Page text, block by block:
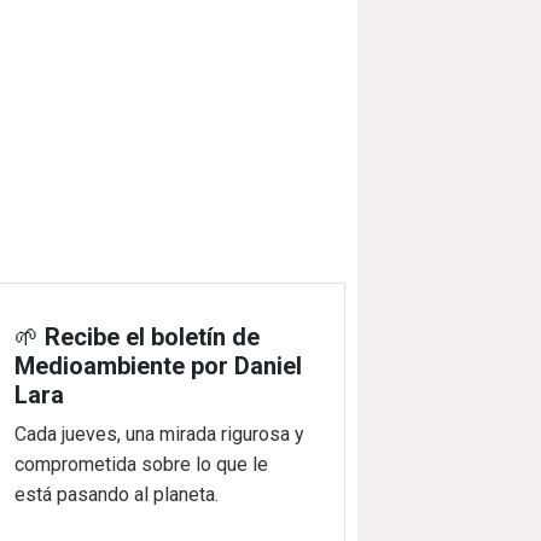
🌱 Recibe el boletín de
Medioambiente por Daniel
Lara
Cada jueves, una mirada rigurosa y
comprometida sobre lo que le
está pasando al planeta.